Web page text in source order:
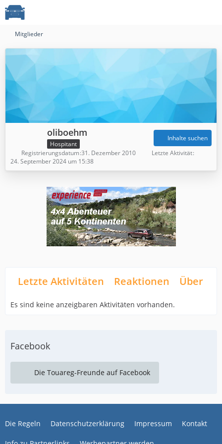
Mitglieder
oliboehm
Hospitant
Inhalte suchen
Registrierungsdatum 31. Dezember 2010
Letzte Aktivität
24. September 2024 um 15:38
Letzte Aktivitäten Reaktionen Über
Es sind keine anzeigbaren Aktivitäten vorhanden.
Facebook
Die Touareg-Freunde auf Facebook
Die Regeln Datenschutzerklärung Impressum Kontakt